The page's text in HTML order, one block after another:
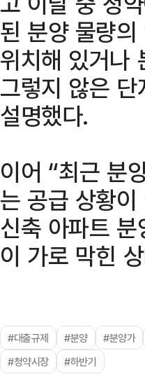
된 분양 물량
위치해 있거나
그렇지 않은
설명했다.
이어 “최근 분
는 공급 상황
신축 아파트
이 가로 막힌
#대출규제 #분양 #분양가
#청약시장
#하반기